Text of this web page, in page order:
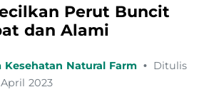
Perut Buncit
dan Alami
Kesehatan Natural Farm • Ditulis
2023